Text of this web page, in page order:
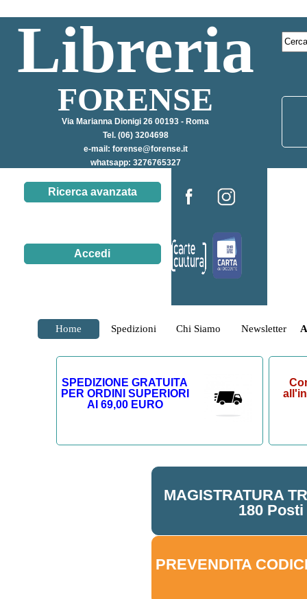
Libreria
FORENSE
Via Marianna Dionigi 26 00193 - Roma
Tel. (06) 3204698
e-mail: forense@forense.it
whatsapp: 3276765327
Ricerca avanzata
Accedi
Home Spedizioni Chi Siamo Newsletter
SPEDIZIONE GRATUITA
PER ORDINI SUPERIORI
AI 69,00 EURO
MAGISTRATURA
180 Posti
PREVENDITA